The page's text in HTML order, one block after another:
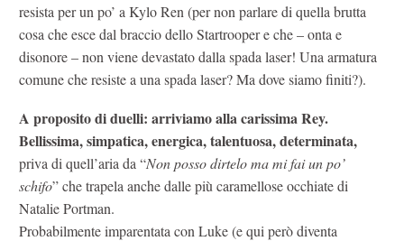
resista per un po’ a Kylo Ren (per non parlare di quella brutta
cosa che esce dal braccio dello Startrooper e che – onta e
disonore – non viene devastato dalla spada laser! Una armatura
comune che resiste a una spada laser? Ma dove siamo finiti?).
A proposito di duelli: arriviamo alla carissima Rey.
Bellissima, simpatica, energica, talentuosa, determinata,
priva di quell’aria da “Non posso dirtelo ma mi fai un po’
schifo” che trapela anche dalle più caramellose occhiate di
Natalie Portman.
Probabilmente imparentata con Luke (e qui però diventa